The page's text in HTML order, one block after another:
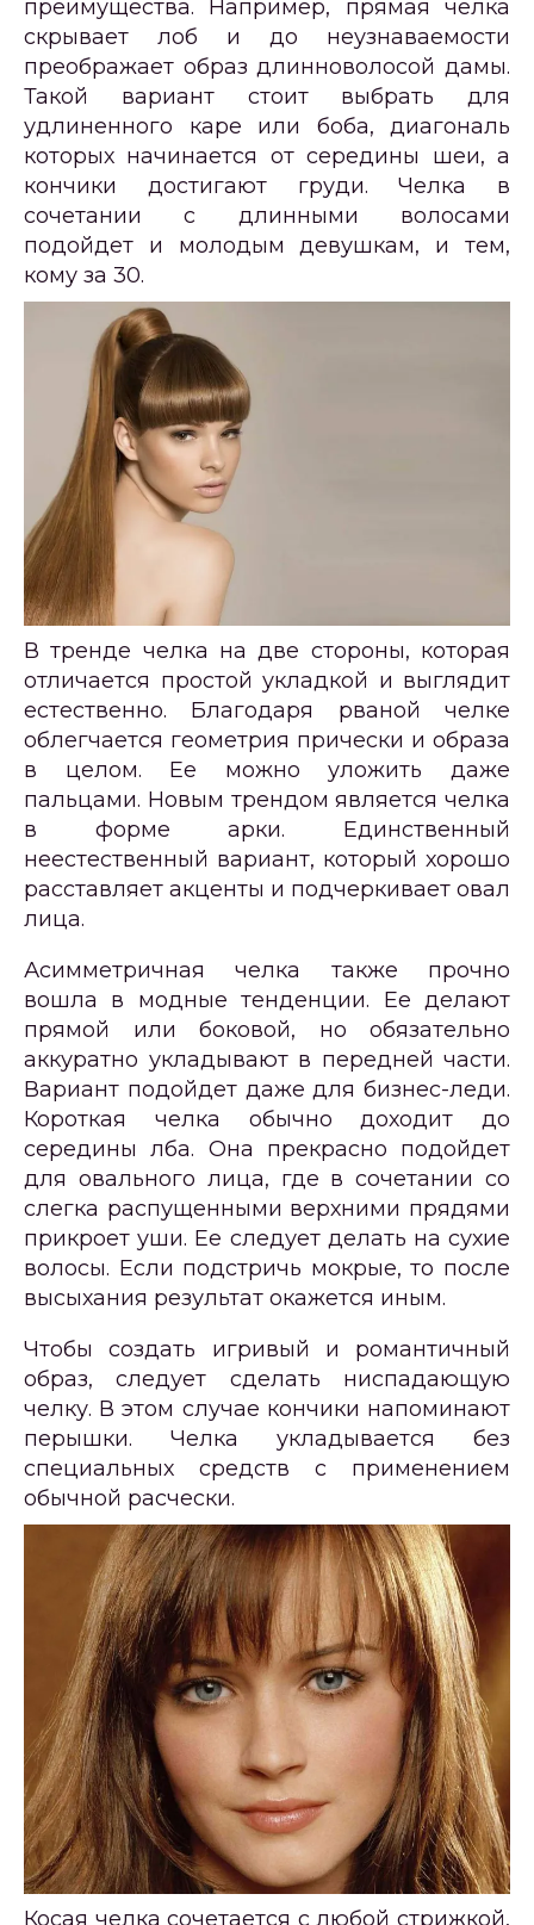
преимущества. Например, прямая челка
скрывает лоб и до неузнаваемости
преображает образ длинноволосой дамы.
Такой вариант стоит выбрать для
удлиненного каре или боба, диагональ
которых начинается от середины шеи, а
кончики достигают груди. Челка в
сочетании с длинными волосами
подойдет и молодым девушкам, и тем,
кому за 30.
В тренде челка на две стороны, которая
отличается простой укладкой и выглядит
естественно. Благодаря рваной челке
облегчается геометрия прически и образа
в целом. Ее можно уложить даже
пальцами. Новым трендом является челка
в форме арки. Единственный
неестественный вариант, который хорошо
расставляет акценты и подчеркивает овал
лица.
Асимметричная челка также прочно
вошла в модные тенденции. Ее делают
прямой или боковой, но обязательно
аккуратно укладывают в передней части.
Вариант подойдет даже для бизнес-леди.
Короткая челка обычно доходит до
середины лба. Она прекрасно подойдет
для овального лица, где в сочетании со
слегка распущенными верхними прядями
прикроет уши. Ее следует делать на сухие
волосы. Если подстричь мокрые, то после
высыхания результат окажется иным.
Чтобы создать игривый и романтичный
образ, следует сделать ниспадающую
челку. В этом случае кончики напоминают
перышки. Челка укладывается без
специальных средств с применением
обычной расчески.
Косая челка сочетается с любой стрижкой,